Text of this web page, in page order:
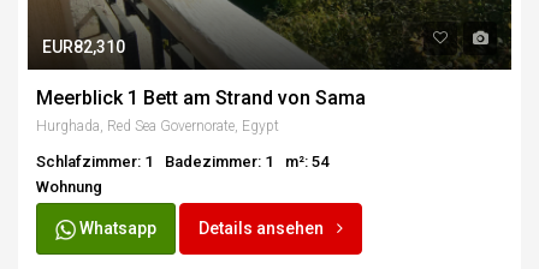
EUR82,310
Meerblick 1 Bett am Strand von Sama
Hurghada, Red Sea Governorate, Egypt
Schlafzimmer: 1 Badezimmer: 1
m²: 54
Wohnung
Whatsapp Details ansehen